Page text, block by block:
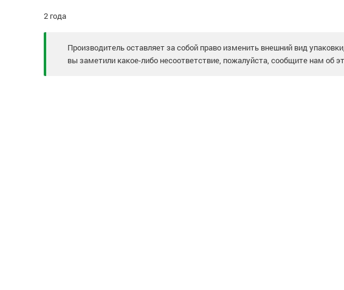
2 года
Производитель оставляет за собой право изменить внешний вид
вы заметили какое-либо несоответствие, пожалуйста, сообщите нам об